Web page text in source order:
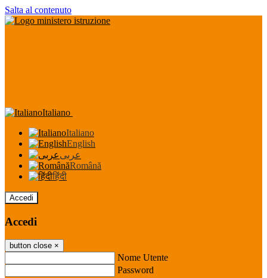
Salta al contenuto
Italiano
Italiano
English
عربى
Română
हिंदी
Accedi
Accedi
button close ×
Nome Utente
Password